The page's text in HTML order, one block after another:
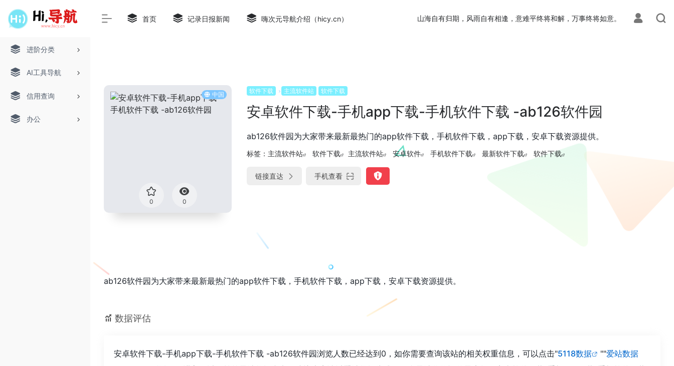
进阶分类
AI工具导航
信用查询
办公
首页 记录日报新闻 嗨次元导航介绍（hicy.cn） 山海自有归期，风雨自有相逢，意难平终将和解，万事终将如意。
中国
0 0
软件下载 主流软件站 软件下载
安卓软件下载-手机app下载-手机软件下载 -ab126软件园
ab126软件园为大家带来最新最热门的app软件下载，手机软件下载，app下载，安卓下载资源提供。
标签： 主流软件站 软件下载 主流软件站 安卓软件 手机软件下载 最新软件下载 软件下载
链接直达 手机查看
ab126软件园为大家带来最新最热门的app软件下载，手机软件下载，app下载，安卓下载资源提供。
数据评估
安卓软件下载-手机app下载-手机软件下载 -ab126软件园浏览人数已经达到0，如你需要查询该站的相关权重信息，可以点击"5118数据 ""爱站数据